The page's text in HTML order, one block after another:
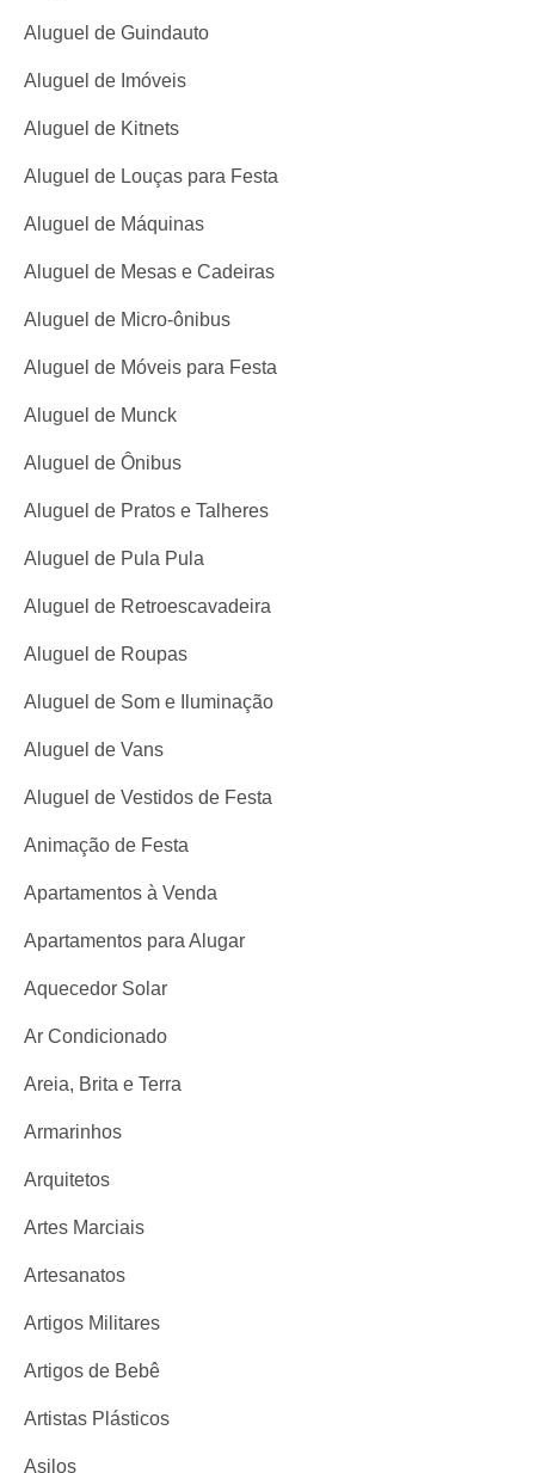
Aluguel de Guindauto
Aluguel de Imóveis
Aluguel de Kitnets
Aluguel de Louças para Festa
Aluguel de Máquinas
Aluguel de Mesas e Cadeiras
Aluguel de Micro-ônibus
Aluguel de Móveis para Festa
Aluguel de Munck
Aluguel de Ônibus
Aluguel de Pratos e Talheres
Aluguel de Pula Pula
Aluguel de Retroescavadeira
Aluguel de Roupas
Aluguel de Som e Iluminação
Aluguel de Vans
Aluguel de Vestidos de Festa
Animação de Festa
Apartamentos à Venda
Apartamentos para Alugar
Aquecedor Solar
Ar Condicionado
Areia, Brita e Terra
Armarinhos
Arquitetos
Artes Marciais
Artesanatos
Artigos Militares
Artigos de Bebê
Artistas Plásticos
Asilos